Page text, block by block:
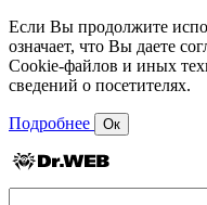
Если Вы продолжите
означает, что Вы даете
Cookie-файлов и иных
сведений о посетителях.
Подробнее Ок